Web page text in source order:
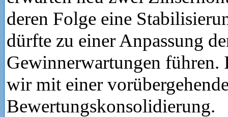
deren Folge eine
dürfte zu einer Anpassung
Gewinnerwartungen führen.
wir mit einer
Bewertungskonsolidierung.